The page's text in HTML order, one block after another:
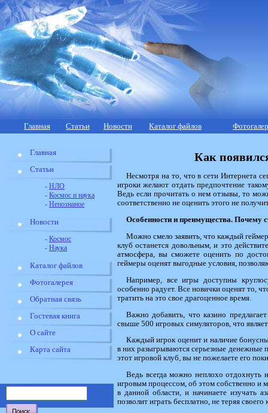
Главная Статьи Новости Каталог файлов
Главная
Статьи
- НЛО
- Космос и наука
- Непознаное
Новости
- Космос
- Наука
Каталог файлов
Фотогалерея
Обратная связь
Гостевая книга
О сайте
Карта сайта
Как
Несмотря на то, что в сети Интернета
игроки желают отдать предпочтение
Ведь если прочитать о нем отзывы, то
соответственно не оценить этого не
Особенности и преимущества. Почему
Можно смело заявить, что каждый
клуб останется довольным, и это
атмосфера, вы сможете оценить по
геймеры оценят выгодные условия,
Например, все игры доступны
особенно радует. Все новички оценят то,
тратить на это свое драгоценное время.
Важно добавить, что казино
свыше 500 игровых симуляторов, что
Каждый игрок оценит и наличие
в них разыгрываются серьезные денежные
этот игровой клуб, вы не пожелаете его
Ведь всегда можно неплохо отдохнуть
игровым процессом, об этом собственно и
в данной области, и начинаете
позволит играть бесплатно, не теряя